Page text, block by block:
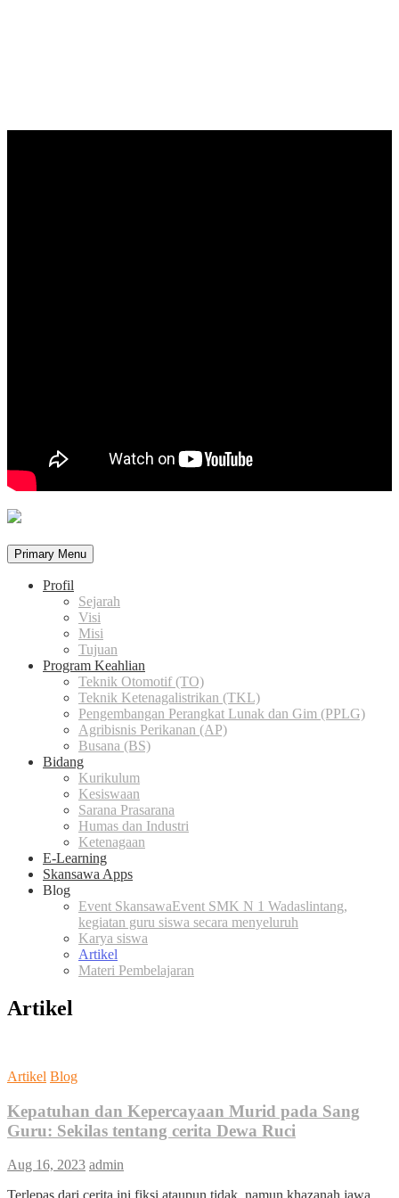
Primary Menu
Profil
Sejarah
Visi
Misi
Tujuan
Program Keahlian
Teknik Otomotif (TO)
Teknik Ketenagalistrikan (TKL)
Pengembangan Perangkat Lunak dan Gim (PPLG)
Agribisnis Perikanan (AP)
Busana (BS)
Bidang
Kurikulum
Kesiswaan
Sarana Prasarana
Humas dan Industri
Ketenagaan
E-Learning
Skansawa Apps
Blog
Event SkansawaEvent SMK N 1 Wadaslintang,
kegiatan guru siswa secara menyeluruh
Karya siswa
Artikel
Materi Pembelajaran
Artikel
Artikel Blog
Kepatuhan dan Kepercayaan Murid pada Sang
Guru: Sekilas tentang cerita Dewa Ruci
Aug 16, 2023 admin